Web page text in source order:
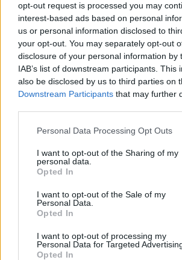
opt-out request is processed you may
interest-based ads based on personal
us or personal information disclosed to
your opt-out. You may separately opt-out
disclosure of your personal information by
IAB’s list of downstream participants. This
also be disclosed by us to third parties on
Downstream Participants that may further
Please note that this website/app uses
not limited to your visit or usage behaviour.
grant or deny consent to Google and its
use your data for below specified
consent section.
Personal Data Processing Opt Outs
I want to opt-out of the Sharing of my
personal data.
Opted In
I want to opt-out of the Sale of my
Personal Data.
Opted In
I want to opt-out of processing my
Personal Data for Targeted
Opted In
La valla: la serie española
pandemia
La valla, es una serie española emitida
CULTURA